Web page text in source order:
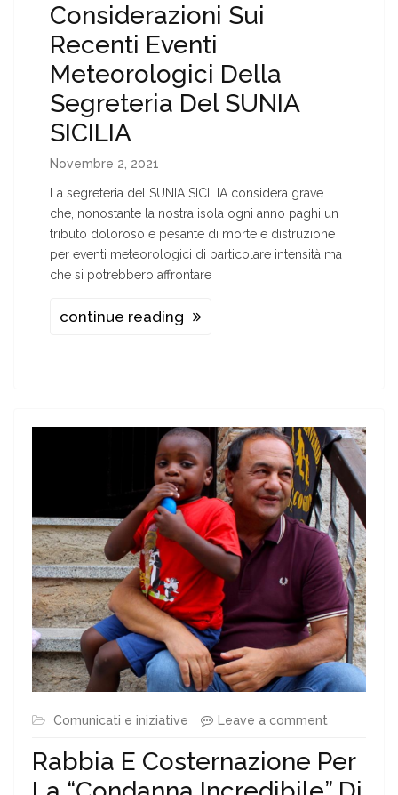
Considerazioni Sui
Recenti Eventi
Meteorologici Della
Segreteria Del SUNIA
SICILIA
Novembre 2, 2021
La segreteria del SUNIA SICILIA considera grave
che, nonostante la nostra isola ogni anno paghi un
tributo doloroso e pesante di morte e distruzione
per eventi meteorologici di particolare intensità ma
che si potrebbero affrontare
continue reading
Comunicati e iniziative Leave a comment
Rabbia E Costernazione Per